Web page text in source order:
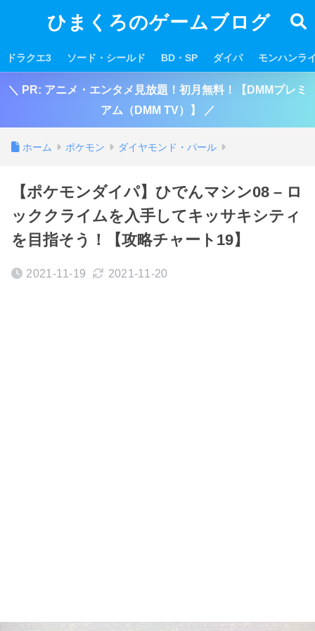
ひまくろのゲームブログ
ドラクエ3 ソード・シールド BD・SP ダイパ モンハンラ
＼ PR: アニメ・エンタメ見放題！初月無料！【DMMプレミ
アム（DMM TV）】 ／
ホーム ポケモン ダイヤモンド・パール
【ポケモンダイパ】ひでんマシン08 – ロ
ッククライムを入手してキッサキシティ
を目指そう！【攻略チャート19】
2021-11-19 2021-11-20